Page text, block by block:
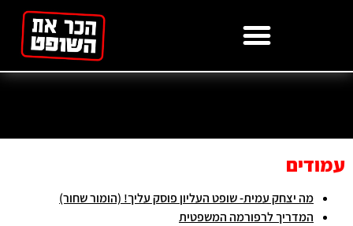
עמודים
מה יצחק עמית- שופט העליון פוסק עליך! (הומור שחור)
המדריך לרפורמה המשפטית